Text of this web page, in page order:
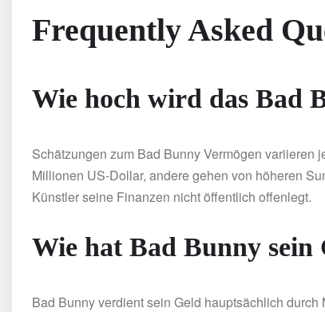
Frequently Asked
Wie hoch wird das Bad
Schätzungen zum Bad Bunny Vermögen variieren
Millionen US-Dollar, andere gehen von höheren
Künstler seine Finanzen nicht öffentlich offenlegt.
Wie hat Bad Bunny sein
Bad Bunny verdient sein Geld hauptsächlich